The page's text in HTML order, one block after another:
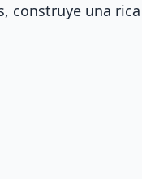
construye una